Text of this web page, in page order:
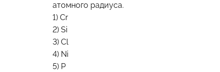
атомного радиуса.
1) Cr
2) Si
3) Cl
4) Ni
5) P